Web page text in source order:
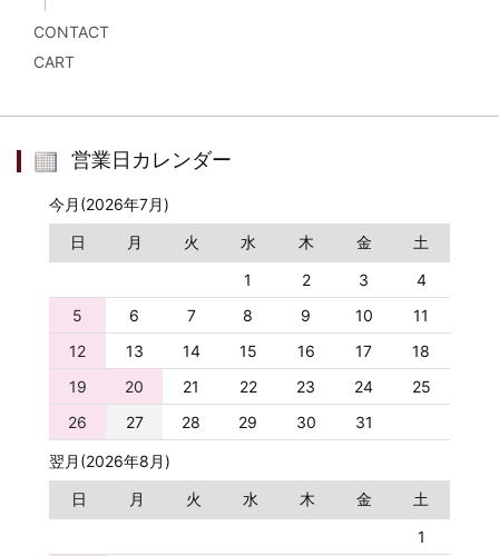
CONTACT
CART
営業日カレンダー
今月(2026年7月)
日
月 火 水 木 金
土
1
2 3
4
5
6 7 8 9 10
11
12
13 14 15 16 17
18
19
20 21 22 23 24
25
26
27 28 29 30 31
翌月(2026年8月)
日
月 火 水 木 金
土
1